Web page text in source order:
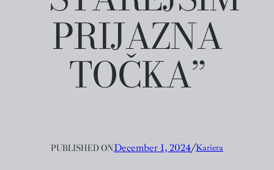
PRIJAZNA
TOČKA”
PUBLISHED ONDecember 1, 2024╱Kariera